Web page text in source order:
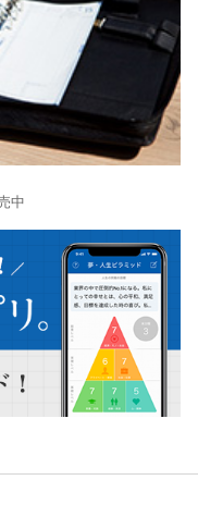
中